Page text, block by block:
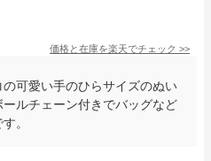
価格と在庫を楽天でチェック >>
可愛い手のひらサイズのぬい
ルチェーン付きでバッグなど
。